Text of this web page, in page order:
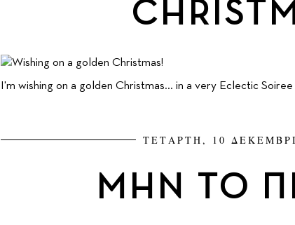
I'm wishing on a golden Christmas... in a very Eclectic Soiree
ΤΕΤΑΡΤΗ, 10
ΜΗΝ ΤΟ